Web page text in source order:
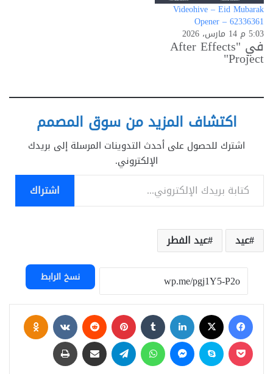
Videohive – Eid Mubarak
Opener – 62336361
5:03 م 14 مارس، 2026
في "After Effects
Project"
اكتشاف المزيد من سوق المصمم
اشترك للحصول على أحدث التدوينات المرسلة إلى بريدك
الإلكتروني.
كتابة بريدك الإلكتروني...
اشتراك
عيد عيد الفطر
نسخ الرابط
فيسبوك لينكدإن بينتيريست
‫Pocket
سكايب ماسنجر واتساب تيلقرام مشاركة عبر البريد طباعة